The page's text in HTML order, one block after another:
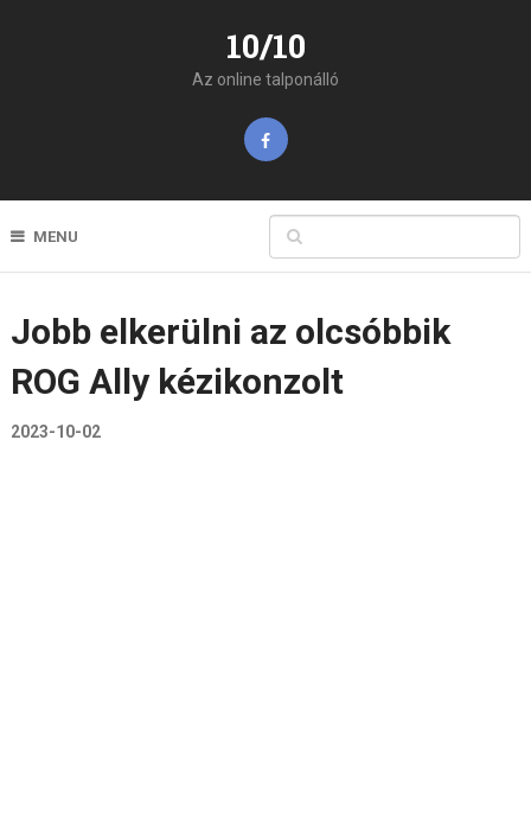
10/10
Az online talponálló
MENU
Jobb elkerülni az olcsóbbik
ROG Ally kézikonzolt
2023-10-02